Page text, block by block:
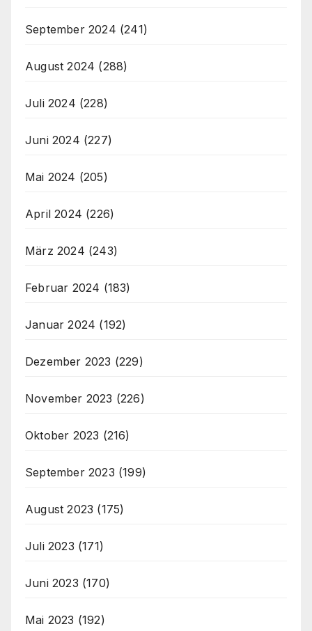
September 2024 (241)
August 2024 (288)
Juli 2024 (228)
Juni 2024 (227)
Mai 2024 (205)
April 2024 (226)
März 2024 (243)
Februar 2024 (183)
Januar 2024 (192)
Dezember 2023 (229)
November 2023 (226)
Oktober 2023 (216)
September 2023 (199)
August 2023 (175)
Juli 2023 (171)
Juni 2023 (170)
Mai 2023 (192)